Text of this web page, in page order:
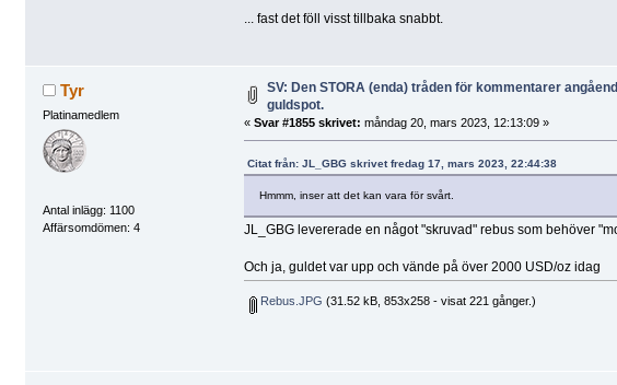
... fast det föll visst tillbaka snabbt.
Tyr
Platinamedlem
Antal inlägg: 1100
Affärsomdömen: 4
SV: Den STORA (enda) tråden för kommentarer
guldspot.
« Svar #1855 skrivet: måndag 20, mars 2023, 12:13:09 »
Citat från: JL_GBG skrivet fredag 17, mars 2023, 22:44:38
Hmmm, inser att det kan vara för svårt.
JL_GBG levererade en något "skruvad" rebus som behöver
Och ja, guldet var upp och vände på över 2000 USD/oz idag
Rebus.JPG (31.52 kB, 853x258 - visat 221 gånger.)